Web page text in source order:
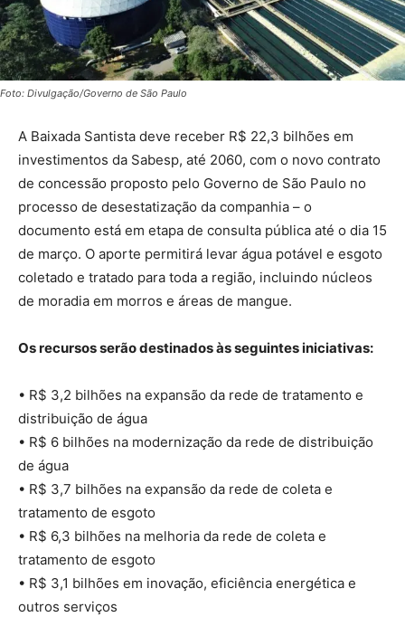
Foto: Divulgação/Governo de São Paulo
A Baixada Santista deve receber R$ 22,3 bilhões em
investimentos da Sabesp, até 2060, com o novo contrato
de concessão proposto pelo Governo de São Paulo no
processo de desestatização da companhia – o
documento está em etapa de consulta pública até o dia 15
de março. O aporte permitirá levar água potável e esgoto
coletado e tratado para toda a região, incluindo núcleos
de moradia em morros e áreas de mangue.
Os recursos serão destinados às seguintes iniciativas:
• R$ 3,2 bilhões na expansão da rede de tratamento e
distribuição de água
• R$ 6 bilhões na modernização da rede de distribuição
de água
• R$ 3,7 bilhões na expansão da rede de coleta e
tratamento de esgoto
• R$ 6,3 bilhões na melhoria da rede de coleta e
tratamento de esgoto
• R$ 3,1 bilhões em inovação, eficiência energética e
outros serviços